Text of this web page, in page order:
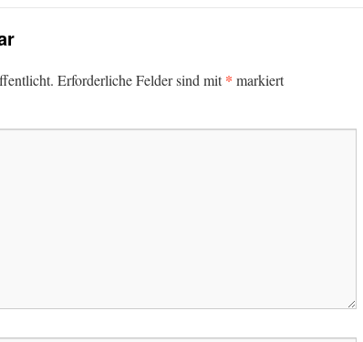
Erforderliche Felder sind mit* markiert